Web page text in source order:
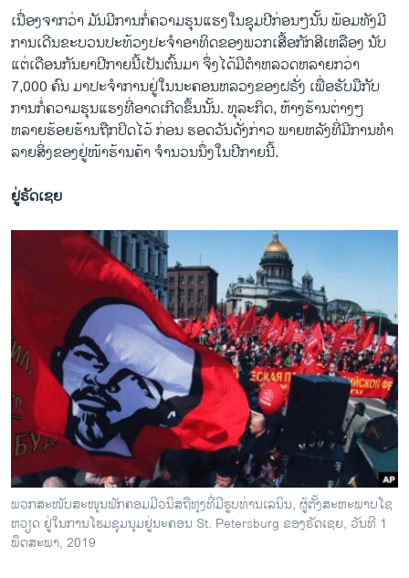
ເນື່ອງ​ຈາກວ່າ​ ມັນ​ມີ​ການກໍ່​ຄວາມ​ຮຸນ​ແຮງ​ໃນ​ຊຸມ​ປີ​ກ່ອນໆ​ນັ້ນ ພ້ອມ​ທັງ​ມີ​
ການ​ເດີນ​ຂະ​ບວນປະ​ທ້ວງປະ​ຈຳ​ອາ​ທິດຂອງພວກ​ເສື້ອ​ກັກ​ສີ​ເຫລືອງ ນັບ​
ແຕ່​ເດືອນ​ກັນ​ຍາ​ປີ​ກາຍນີ້ເປັນ​ຕົ້ນ​ມາ ຈຶ່ງ​ໄດ້ມີຕຳ​ຫລວດ​ຫລາຍກວ່າ
7,000 ຄົນ​ ມາ​ປະ​ຈຳ​ການຢູ່​ໃນນະ​ຄອນ​ຫລວງ​ຂອງ​ຝ​ຣັ່ງ ​ເພື່ອ​ຮັບ​ມື​ກັບ​
ການກໍ່​ຄວາມ​ຮຸນ​ແຮງ​ທີ່​ອາດ​ເກີດ​ຂຶ້ນນັ້ນ. ທຸ​ລະ​ກິດ, ຫ້າງ​ຮ້ານ​ຕ່າງໆ
ຫລາຍ​ຮ້ອຍ​ຮ້ານ​ຖືກ​ປິດ​ໄວ້ ກ່ອນ ​ຮອດ​ວັນ​ດັ່ງ​ກ່າວ ພາຍ​ຫລັງ​ທີ່​ມີ​ການ​ທໍາ​
ລາຍ​ສິ່ງ​ຂອງຢູ່ໜ້າ​ຮ້ານຄ້າ ​ຈຳ​ນວນ​ນຶ່ງ​ໃນ​ປີ​ກາຍນີ້.
ຢູ່​ຣັດ​ເຊຍ
ພວກ​ສະ​ໜັບ​ສະ​ໜຸນ​ພັກ​ຄອມ​ມີວ​ນິ​ສ​ຖື​ທຸງທີ່​ມີ​ຮູບທ່ານ​ເລ​ນິນ, ຜູ້ຕັ້ງ​ສະ​ຫະ​ພາບ​ໂຊ​
ຫວຽດ ຢູ່ໃນ​ການ​ໂຮມ​ຊຸມ​ນຸມ​ຢູ່​ນະ​ຄອນ St. Petersburg ຂອງ​ຣັດ​ເຊຍ, ວັນ​ທີ 1
ພຶດ​ສະ​ພາ, 2019